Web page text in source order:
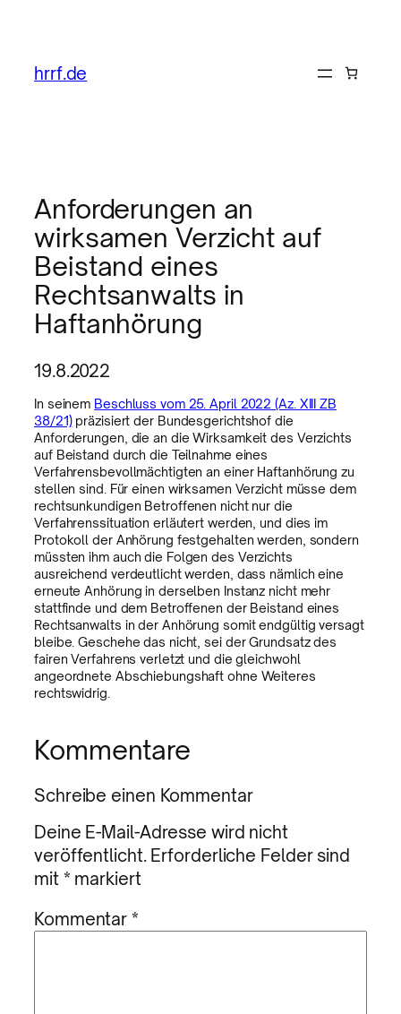
hrrf.de
Anforderungen an
wirksamen Verzicht auf
Beistand eines
Rechtsanwalts in
Haftanhörung
19.8.2022
In seinem Beschluss vom 25. April 2022 (Az. XIII ZB
38/21)präzisiert der Bundesgerichtshof die
Anforderungen, die an die Wirksamkeit des Verzichts
auf Beistand durch die Teilnahme eines
Verfahrensbevollmächtigten an einer Haftanhörung zu
stellen sind. Für einen wirksamen Verzicht müsse dem
rechtsunkundigen Betroffenen nicht nur die
Verfahrenssituation erläutert werden, und dies im
Protokoll der Anhörung festgehalten werden, sondern
müssten ihm auch die Folgen des Verzichts
ausreichend verdeutlicht werden, dass nämlich eine
erneute Anhörung in derselben Instanz nicht mehr
stattfinde und dem Betroffenen der Beistand eines
Rechtsanwalts in der Anhörung somit endgültig versagt
bleibe. Geschehe das nicht, sei der Grundsatz des
fairen Verfahrens verletzt und die gleichwohl
angeordnete Abschiebungshaft ohne Weiteres
rechtswidrig.
Kommentare
Schreibe einen Kommentar
Deine E-Mail-Adresse wird nicht
veröffentlicht. Erforderliche Felder sind
mit * markiert
Kommentar*